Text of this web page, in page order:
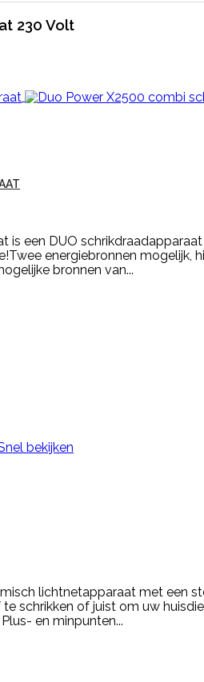
230 Volt
is een DUO
energiebronnen
bronnen van...
bekijken
lichtnetapparaat met een
schrikken of juist om uw
en minpunten...